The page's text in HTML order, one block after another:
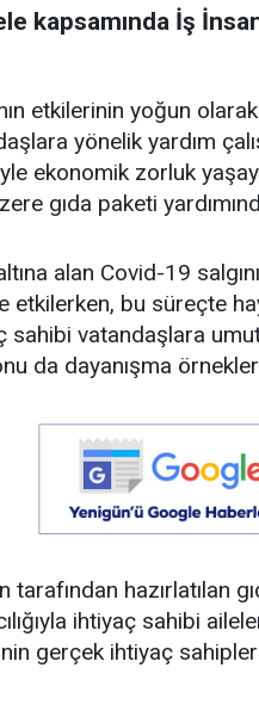
kapsamında İş
etkilerinin yoğun
yönelik yardım
ekonomik zorluk
gıda paketi
alan Covid-19
etkilerken, bu süreçte
sahibi vatandaşlara
da dayanışma
tarafından hazırlatılan
ihtiyaç sahibi
gerçek ihtiyaç